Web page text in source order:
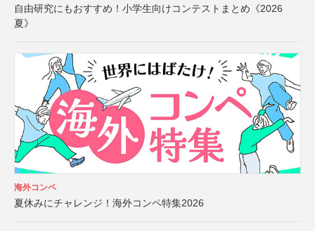
自由研究にもおすすめ！小学生向けコンテストまとめ《2026
夏》
海外コンペ
夏休みにチャレンジ！海外コンペ特集2026